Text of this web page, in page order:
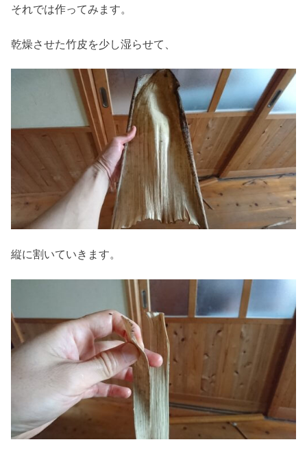
それでは作ってみます。
乾燥させた竹皮を少し湿らせて、
縦に割いていきます。